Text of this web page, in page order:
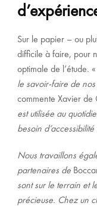
Sur le papier – ou
difficile à faire, pour
optimale de l’étude. «
le savoir-faire de nos
commente Xavier de
est utilisée au
besoin
Nous travaillons
partenaires de
sont sur le terrain et
précieuse. Chez un